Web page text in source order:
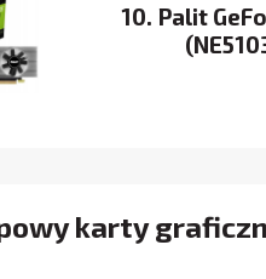
10. Palit
karty